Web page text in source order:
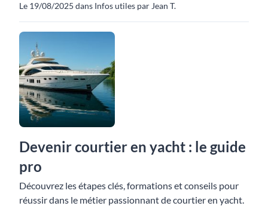
Le 19/08/2025 dans Infos utiles par Jean T.
Devenir courtier en yacht : le guide
pro
Découvrez les étapes clés, formations et conseils pour
réussir dans le métier passionnant de courtier en yacht.